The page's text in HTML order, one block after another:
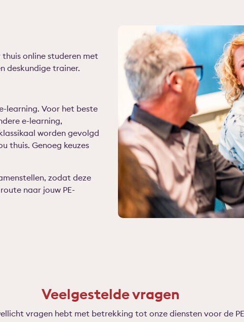
thuis online studeren met
deskundige trainer.
learning. Voor het beste
e-learning,
worden gevolgd
thuis. Genoeg keuzes
zodat deze
naar jouw PE-
Veelgestelde vragen
vragen hebt met betrekking tot onze diensten voor de